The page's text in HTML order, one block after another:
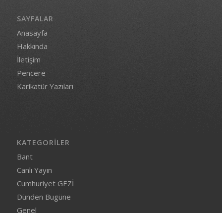
SAYFALAR
Anasayfa
Hakkında
İletişim
Pencere
Karikatür Yazıları
KATEGORILER
Bant
Canlı Yayın
Cumhuriyet GEZİ
Dünden Bugüne
Genel